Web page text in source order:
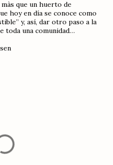
que un huerto de
hoy en día se conoce como
y, así, dar otro paso a la
toda una comunidad…